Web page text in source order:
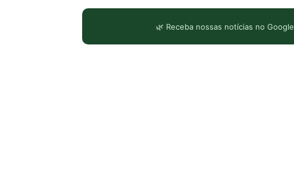
🌿 Receba nossas notícias no Google